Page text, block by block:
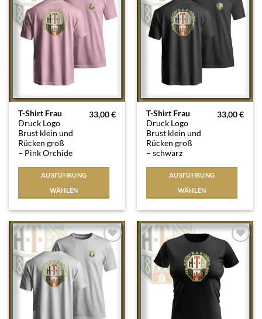
Wunschliste
T-Shirt Frau
Druck Logo
Brust klein und
Rücken groß
– Pink Orchide
33,00€
AUSFÜHRUNG
WÄHLEN
Dieses
Produkt
weist
mehrere
Optionen
können
auf
Produktseite
gewählt
werden
Wunschliste
T-Shirt Frau
Druck Logo
Brust klein und
Rücken groß
– schwarz
33,00€
AUSFÜHRUNG
WÄHLEN
Dieses
Produkt
weist
mehrere
Optionen
können
auf
Produktseite
gewählt
werden
Auf die
Wunschliste
Auf die
Wunschliste